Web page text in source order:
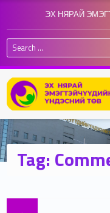
ЭХ НЯРАЙ
Search for:
Tag: